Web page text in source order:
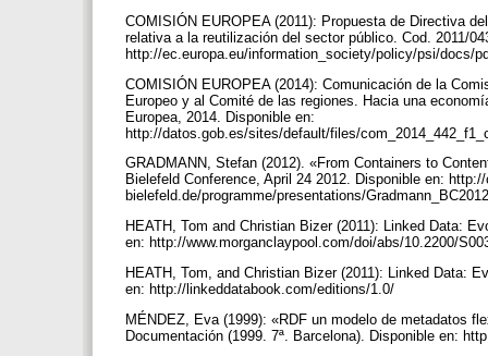
COMISIÓN EUROPEA (2011): Propuesta de Directiva
relativa a la reutilización del sector público. Cod. 2011/
http://ec.europa.eu/information_society/policy/psi/docs/
COMISIÓN EUROPEA (2014): Comunicación de la
Europeo y al Comité de las regiones. Hacia una
Europea, 2014. Disponible en:
http://datos.gob.es/sites/default/files/
GRADMANN, Stefan (2012). «From Containers to
Bielefeld Conference, April 24 2012. Disponible en:
bielefeld.de/programme/presentations/
HEATH, Tom and Christian Bizer (2011): Linked Data:
en: http://www.morganclaypool.com/doi/abs/10.2200/
HEATH, Tom, and Christian Bizer (2011): Linked Data:
en: http://linkeddatabook.com/editions/1.0/
MÉNDEZ, Eva (1999): «RDF un modelo de metadatos
Documentación (1999. 7ª. Barcelona). Disponible en: